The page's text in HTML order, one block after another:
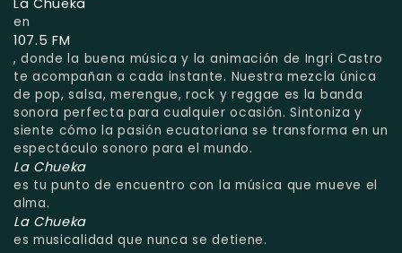
en
107.5 FM
, donde la buena música y la animación de Ingri Castro
te acompañan a cada instante. Nuestra mezcla única
de pop, salsa, merengue, rock y reggae es la banda
sonora perfecta para cualquier ocasión. Sintoniza y
siente cómo la pasión ecuatoriana se transforma en un
espectáculo sonoro para el mundo.
La Chueka
es tu punto de encuentro con la música que mueve el
alma.
La Chueka
es musicalidad que nunca se detiene.